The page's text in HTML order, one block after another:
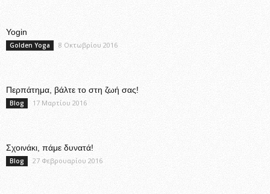
Yogin
Golden Yoga 8 Οκτωβρίου 2016
Περπάτημα, βάλτε το στη ζωή σας!
Blog 17 Μαρτίου 2016
Σχοινάκι, πάμε δυνατά!
Blog 27 Φεβρουαρίου 2016